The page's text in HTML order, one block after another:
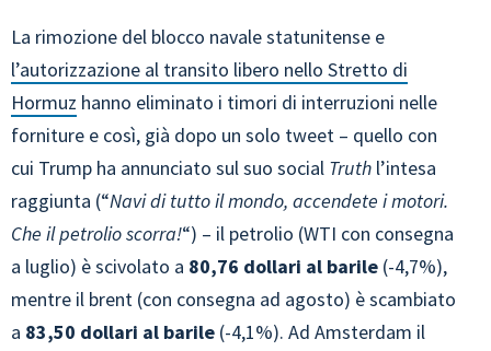
La rimozione del blocco navale statunitense e
l’autorizzazione al transito libero nello Stretto di
Hormuz hanno eliminato i timori di interruzioni nelle
forniture e così, già dopo un solo tweet – quello con
cui Trump ha annunciato sul suo social Truth l’intesa
raggiunta (“Navi di tutto il mondo, accendete i motori.
Che il petrolio scorra!“) – il petrolio (WTI con consegna
a luglio) è scivolato a 80,76 dollari al barile (-4,7%),
mentre il brent (con consegna ad agosto) è scambiato
a 83,50 dollari al barile (-4,1%). Ad Amsterdam il